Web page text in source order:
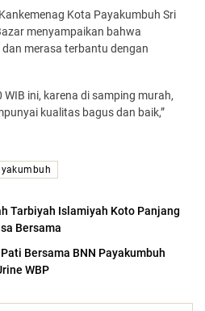
Kota Payakumbuh Sri
menyampaikan bahwa
merasa terbantu dengan
ini, karena di samping murah,
kualitas bagus dan baik,”
Tarbiyah Islamiyah Koto Panjang
Bersama
Bersama BNN Payakumbuh
WBP